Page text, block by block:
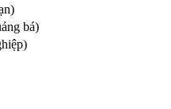
bá)